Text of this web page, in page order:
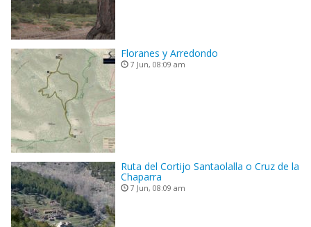
Floranes y Arredondo
7 Jun, 08:09 am
Ruta del Cortijo Santaolalla o Cruz de la
Chaparra
7 Jun, 08:09 am